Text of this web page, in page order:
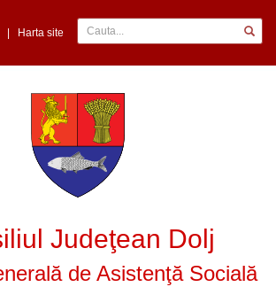
Harta site
Judeţean Dolj
de Asistenţă Socială